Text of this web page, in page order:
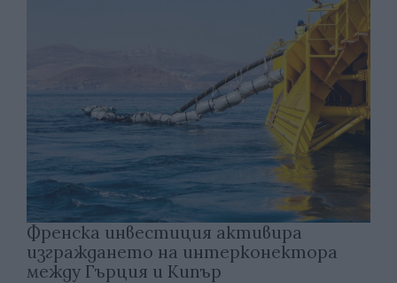
Френска инвестиция активира
изграждането на интерконектора
между Гърция и Кипър